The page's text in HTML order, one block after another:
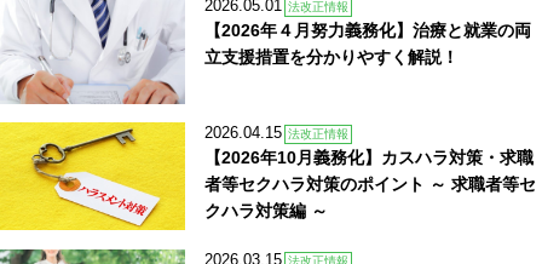
2026.05.01 法改正情報
【2026年４月努力義務化】治療と就業の両
立支援措置を分かりやすく解説！
2026.04.15 法改正情報
【2026年10月義務化】カスハラ対策・求職
者等セクハラ対策のポイント ～ 求職者等セ
クハラ対策編 ～
2026.03.15 法改正情報